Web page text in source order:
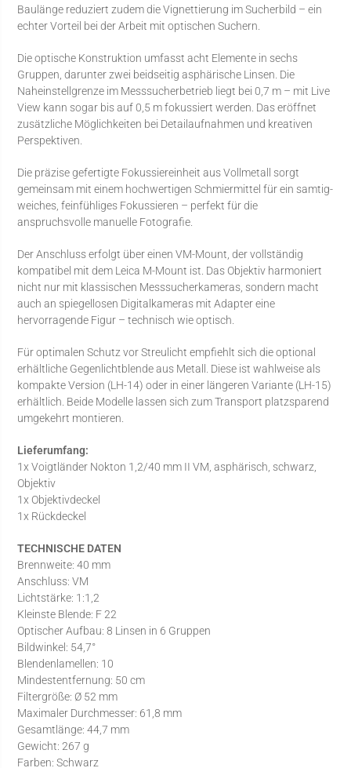
Baulänge reduziert zudem die Vignettierung im Sucherbild – ein
echter Vorteil bei der Arbeit mit optischen Suchern.
Die optische Konstruktion umfasst acht Elemente in sechs
Gruppen, darunter zwei beidseitig asphärische Linsen. Die
Naheinstellgrenze im Messsucherbetrieb liegt bei 0,7 m – mit Live
View kann sogar bis auf 0,5 m fokussiert werden. Das eröffnet
zusätzliche Möglichkeiten bei Detailaufnahmen und kreativen
Perspektiven.
Die präzise gefertigte Fokussiereinheit aus Vollmetall sorgt
gemeinsam mit einem hochwertigen Schmiermittel für ein samtig-
weiches, feinfühliges Fokussieren – perfekt für die
anspruchsvolle manuelle Fotografie.
Der Anschluss erfolgt über einen VM-Mount, der vollständig
kompatibel mit dem Leica M-Mount ist. Das Objektiv harmoniert
nicht nur mit klassischen Messsucherkameras, sondern macht
auch an spiegellosen Digitalkameras mit Adapter eine
hervorragende Figur – technisch wie optisch.
Für optimalen Schutz vor Streulicht empfiehlt sich die optional
erhältliche Gegenlichtblende aus Metall. Diese ist wahlweise als
kompakte Version (LH-14) oder in einer längeren Variante (LH-15)
erhältlich. Beide Modelle lassen sich zum Transport platzsparend
umgekehrt montieren.
Lieferumfang:
1x Voigtländer Nokton 1,2/40 mm II VM, asphärisch, schwarz,
Objektiv
1x Objektivdeckel
1x Rückdeckel
TECHNISCHE DATEN
Brennweite: 40 mm
Anschluss: VM
Lichtstärke: 1:1,2
Kleinste Blende: F 22
Optischer Aufbau: 8 Linsen in 6 Gruppen
Bildwinkel: 54,7°
Blendenlamellen: 10
Mindestentfernung: 50 cm
Filtergröße: Ø 52 mm
Maximaler Durchmesser: 61,8 mm
Gesamtlänge: 44,7 mm
Gewicht: 267 g
Farben: Schwarz